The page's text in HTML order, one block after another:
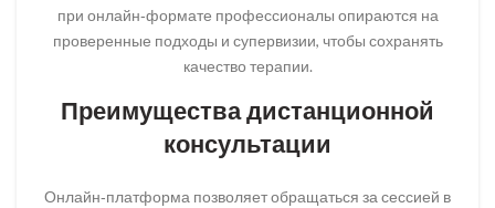
при онлайн‑формате профессионалы опираются на
проверенные подходы и супервизии, чтобы сохранять
качество терапии.
Преимущества дистанционной
консультации
Онлайн‑платформа позволяет обращаться за сессией в